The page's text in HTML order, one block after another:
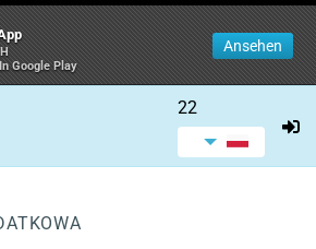
Google Play
Ansehen
22